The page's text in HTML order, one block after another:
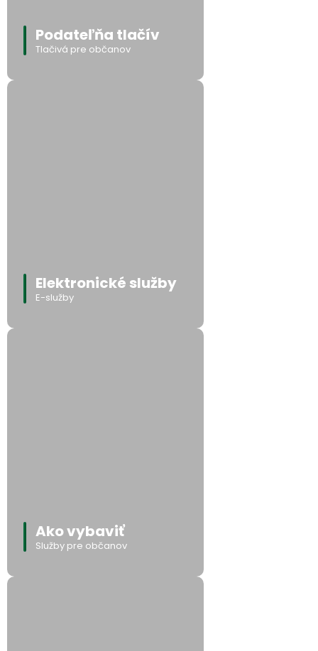
Podateľňa tlačív
Tlačivá pre občanov
Elektronické služby
E-služby
Ako vybaviť
Služby pre občanov